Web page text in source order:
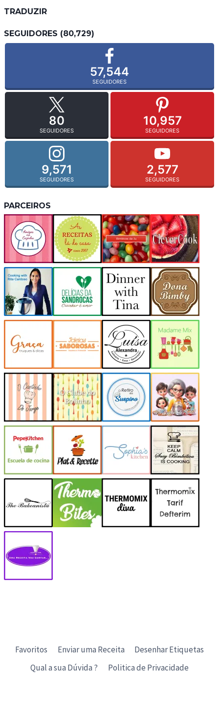
TRADUZIR
SEGUIDORES (80,729)
57,544
SEGUIDORES
80
SEGUIDORES
10,957
SEGUIDORES
9,571
SEGUIDORES
2,577
SEGUIDORES
PARCEIROS
Favoritos Enviar uma Receita
Desenhar Etiquetas
Qual a sua Dúvida ?
Politica de Privacidade